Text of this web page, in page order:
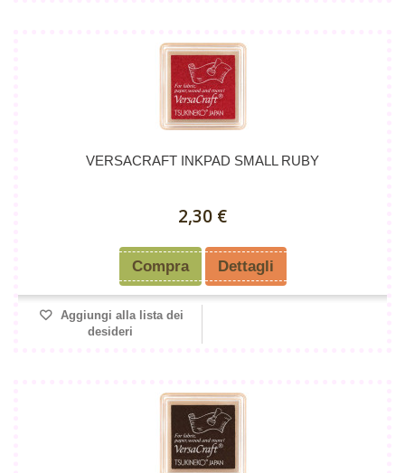
VERSACRAFT INKPAD SMALL RUBY
2,30 €
Compra Dettagli
Aggiungi alla lista dei
desideri